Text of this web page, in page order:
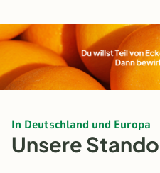
In Deutschland und Europa
Unsere